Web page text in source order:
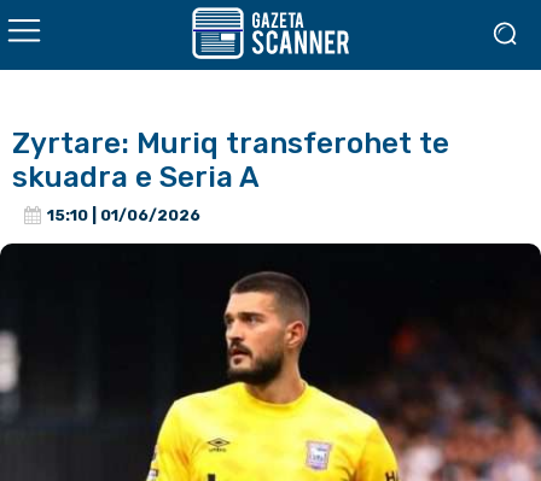
Zyrtare: Muriq transferohet te
skuadra e Seria A
15:10 | 01/06/2026